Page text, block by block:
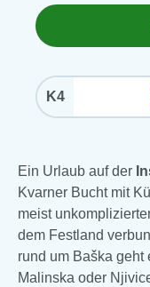
K4
Ein Urlaub auf der
Kvarner Bucht mit
meist
dem Festland
rund um Baška geht
Malinska oder